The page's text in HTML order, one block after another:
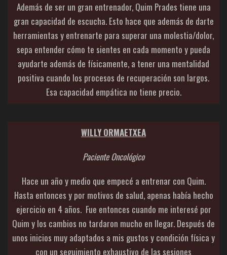
Además de ser un gran entrenador, Quim Prades tiene una
gran capacidad de escucha. Esto hace que además de darte
herramientas y entrenarte para superar una molestia/dolor,
sepa entender cómo te sientes en cada momento y pueda
ayudarte además de físicamente, a tener una mentalidad
positiva cuando los procesos de recuperación son largos.
Esa capacidad empática no tiene precio.
WILLY ORMAETXEA
Paciente Oncológico
Hace un año y medio que empecé a entrenar con Quim.
Hasta entonces y por motivos de salud, apenas había hecho
ejercicio en 4 años. Fue entonces cuando me interesé por
Quim y los cambios no tardaron mucho en llegar. Después de
unos inicios muy adaptados a mis gustos y condición física y
con un seguimiento exhaustivo de las sesiones